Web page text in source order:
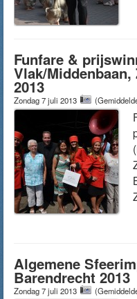
Funfare &
Vlak/
2013
Zondag 7 juli 2013
Algemene
Barendrecht 2013
Zondag 7 juli 2013